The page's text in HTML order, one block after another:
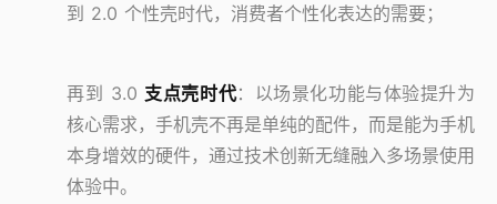
到 2.0 个性壳时代，消费者个性化表达的需要；
再到 3.0 支点壳时代：以场景化功能与体验提升为
核心需求，手机壳不再是单纯的配件，而是能为手机
本身增效的硬件，通过技术创新无缝融入多场景使用
体验中。